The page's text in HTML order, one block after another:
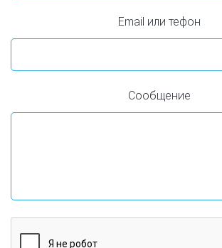
Email или тефон
Сообщение